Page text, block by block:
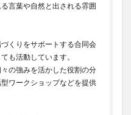
言葉や自然と出される雰囲
くりをサポートする合同会
も活動しています。
の強みを活かした役割の分
ワークショップなどを提供